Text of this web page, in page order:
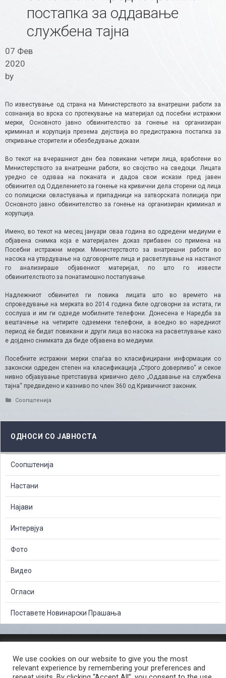
постапка за оддавање
службена тајна
07 Фев
2020
by
По известување од страна на Министерството за внатрешни работи за
сознанија во врска со протекување на материјал од посебни истражни
мерки, Основното јавно обвинителство за гонење на организиран
криминал и корупција презема дејствија во предистражна постапка за
откривање сторители и обезбедување докази.
Во текот на вчерашниот ден беа повикани четири лица, вработени во
Министерството за внатрешни работи, во својство на сведоци. Лицата
уредно се одзваа на поканата и дадоа свои искази пред јавен
обвинител од Одделението за гонење на кривични дела сторени од лица
со полициски овластувања и припадници на затворската полиција при
Основното јавно обвинителство за гонење на организиран криминал и
корупција.
Имено, во текот на месец јануари оваа година во одредени медиуми е
објавена снимка која е материјален доказ прибавен со примена на
Посебни истражни мерки. Министерството за внатрешни работи во
насока на утврдување на одговорните лица и расветлување на настанот
го анализираше објавениот материјал, по што го извести
обвинителството за понатамошно постапување.
Надлежниот обвинител ги повика лицата што во времето на
спроведување на мерката во 2014 година биле одговорни за истата, ги
сослуша и им ги одзеде мобилните телефони. Донесена е Наредба за
вештачење на четирите одземени телефони, а воедно во наредниот
период ќе бидат повикани и други лица во насока на расветлување како
е дојдено снимката да биде објавена во медиуми.
Посебните истражни мерки спаѓаа во класифицирани информации со
законски одреден степен на класификација „Строго доверливо“ и секое
нивно објавување претставува кривично дело „Оддавање на службена
тајна“ предвидено и казниво по член 360 од Кривичниот законик.
Categories
Соопштенија
ОДНОСИ СО ЈАВНОСТА
Соопштенија
Настани
Најави
Интервјуа
Фото
Видео
Огласи
Поставете Новинарски Прашања
СЛОБОДЕН ПРИСТАП ДО ИНФОРМАЦИИ ОД ЈАВЕН КАРАКТЕР
ПОСТАПКА ЗА ПРИЈАВА НА КРИВИЧНО ДЕЛО
КОРИСНИ ЛИНКОВИ
We use cookies on our website to give you the most
relevant experience by remembering your preferences and